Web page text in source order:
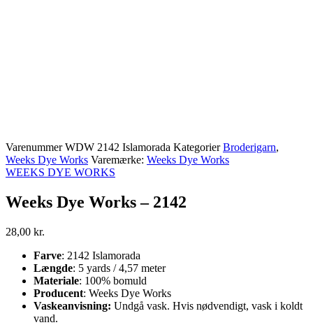
VarenummerWDW 2142 Islamorada Kategorier Broderigarn,
Weeks Dye Works Varemærke: Weeks Dye Works
WEEKS DYE WORKS
Weeks Dye Works – 2142
28,00 kr.
Farve: 2142 Islamorada
Længde: 5 yards / 4,57 meter
Materiale: 100% bomuld
Producent: Weeks Dye Works
Vaskeanvisning: Undgå vask. Hvis nødvendigt, vask i koldt
vand.